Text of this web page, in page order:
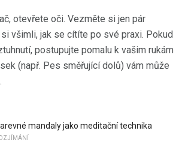
otevřete oči. Vezměte si jen pár
všimli, jak se cítíte po své praxi. Pokud
postupujte pomalu k vašim rukám
(např. Pes směřující dolů) vám může
mandaly jako meditační technika